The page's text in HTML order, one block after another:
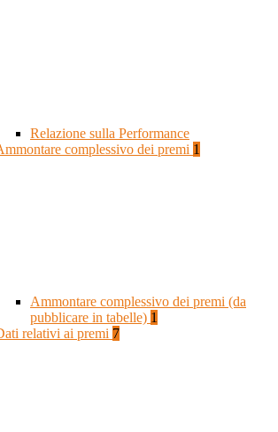
Relazione sulla Performance
complessivo dei premi 1
Ammontare complessivo dei premi (da
pubblicare in tabelle) 1
relativi ai premi 7